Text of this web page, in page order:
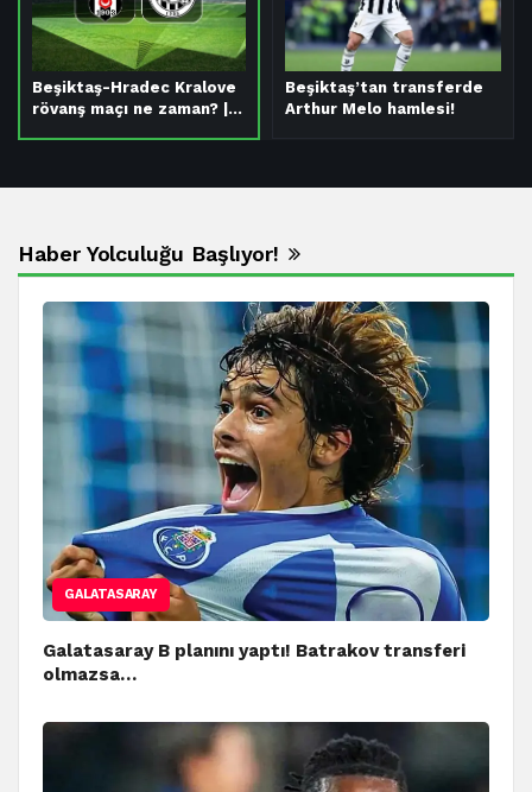
Beşiktaş-Hradec Kralove
rövanş maçı ne zaman? |…
Beşiktaş’tan transferde
Arthur Melo hamlesi!
Haber Yolculuğu Başlıyor!
GALATASARAY
Galatasaray B planını yaptı! Batrakov transferi
olmazsa…